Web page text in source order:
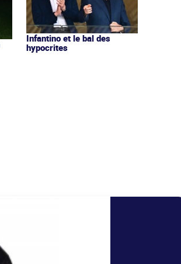
Infantino et le bal des
hypocrites